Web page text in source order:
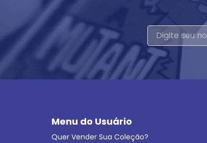
Menu do Usuário
Quer Vender Sua Coleção?